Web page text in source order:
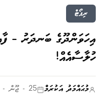
ރިޕޯޓް
ހުލާސާއެއް!
މުޙައްމަދު އަކުރަމް 25 - ޖޫން - 2020